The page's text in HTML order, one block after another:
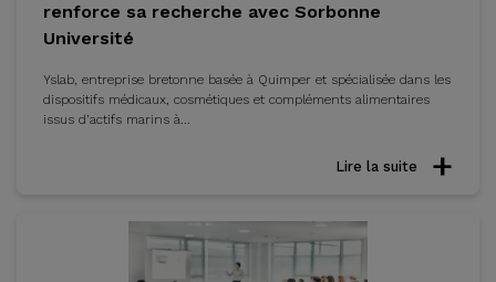
renforce sa recherche avec Sorbonne
Université
Yslab, entreprise bretonne basée à Quimper et spécialisée dans les
dispositifs médicaux, cosmétiques et compléments alimentaires
issus d’actifs marins à...
Lire la suite